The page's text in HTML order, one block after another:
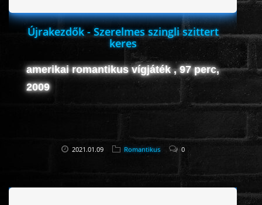
Újrakezdők - Szerelmes szingli szittert
keres
amerikai romantikus vígjáték , 97 perc,
2009
2021.01.09 Romantikus 0